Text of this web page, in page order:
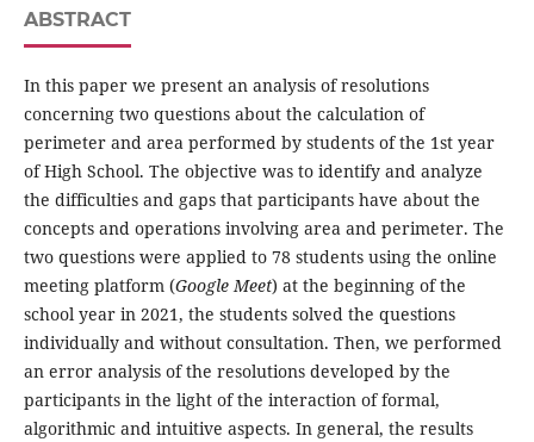
ABSTRACT
In this paper we present an analysis of resolutions
concerning two questions about the calculation of
perimeter and area performed by students of the 1st year
of High School. The objective was to identify and analyze
the difficulties and gaps that participants have about the
concepts and operations involving area and perimeter. The
two questions were applied to 78 students using the online
meeting platform (Google Meet) at the beginning of the
school year in 2021, the students solved the questions
individually and without consultation. Then, we performed
an error analysis of the resolutions developed by the
participants in the light of the interaction of formal,
algorithmic and intuitive aspects. In general, the results